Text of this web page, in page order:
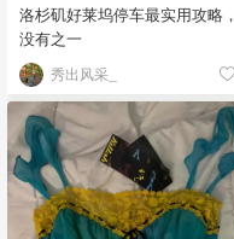
洛杉矶好莱坞停车最实用攻略，
没有之一
秀出风采_